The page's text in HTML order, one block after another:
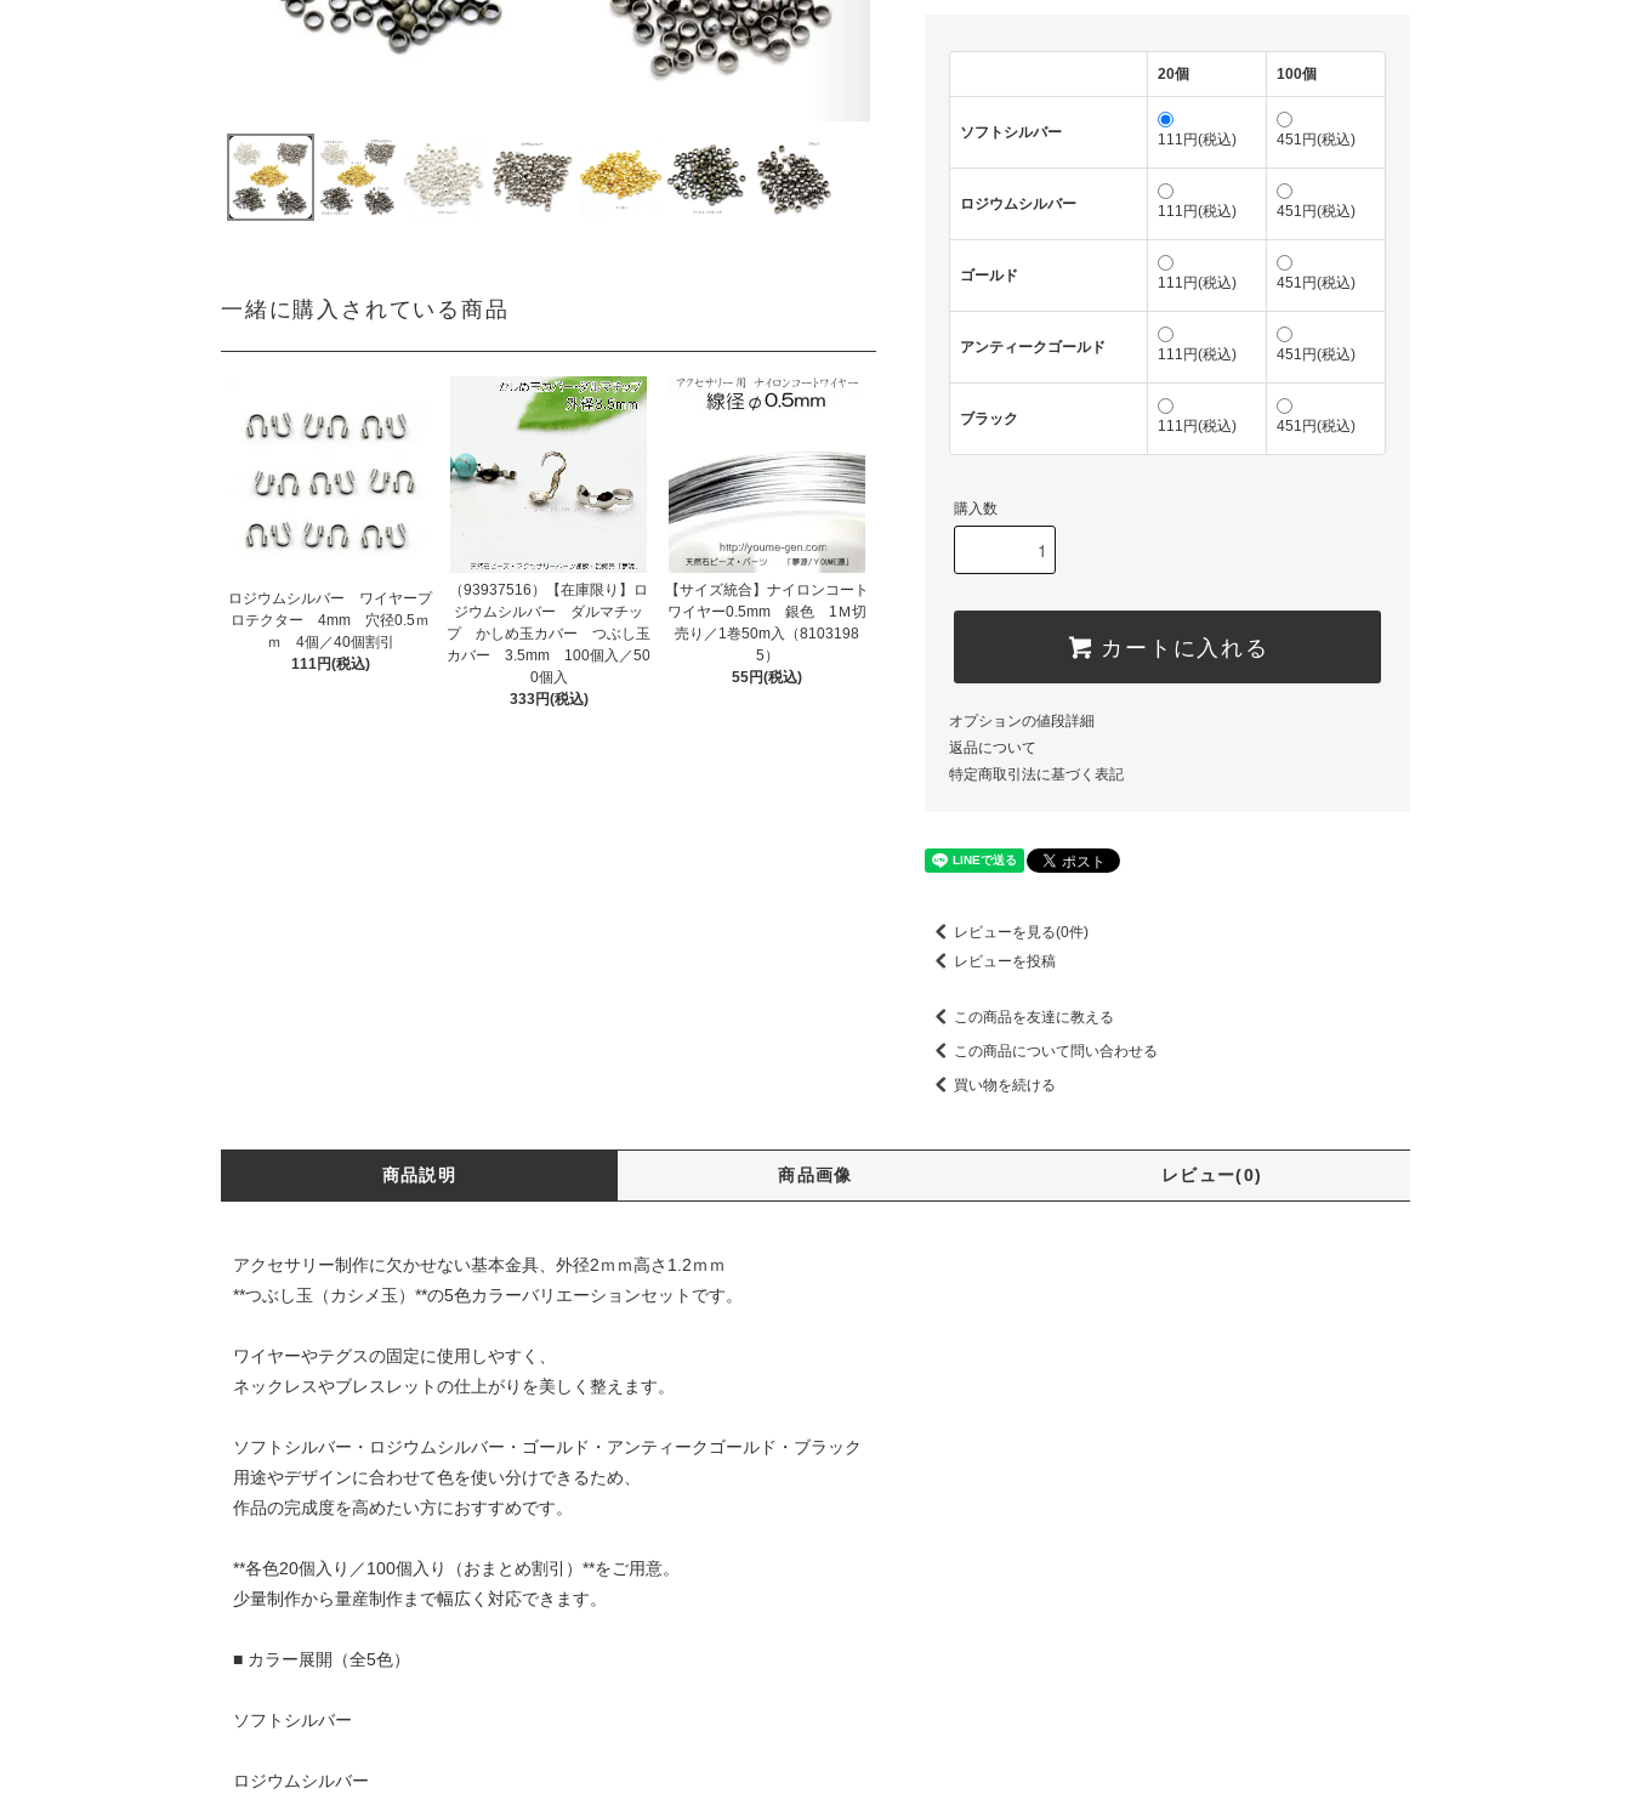
一緒に購入されている商品
ロジウムシルバー ワイヤープ
ロテクター 4mm 穴径0.5ｍ
ｍ 4個／40個割引
111円(税込)
（93937516）【在庫限り】ロ
ジウムシルバー ダルマチッ
プ かしめ玉カバー つぶし玉
カバー 3.5mm 100個入／50
0個入
333円(税込)
【サイズ統合】ナイロンコート
ワイヤー0.5mm 銀色 1Ｍ切
売り／1巻50m入（8103198
5）
55円(税込)
20個 100個
ソフトシルバー 111円(税込) 451円(税込)
ロジウムシルバー 111円(税込) 451円(税込)
ゴールド 111円(税込) 451円(税込)
アンティークゴールド 111円(税込) 451円(税込)
ブラック 111円(税込) 451円(税込)
購入数
カートに入れる
オプションの値段詳細
返品について
特定商取引法に基づく表記
レビューを見る(0件)
レビューを投稿
この商品を友達に教える
この商品について問い合わせる
買い物を続ける
商品説明 商品画像 レビュー(0)
アクセサリー制作に欠かせない基本金具、外径2ｍｍ高さ1.2ｍｍ
**つぶし玉（カシメ玉）**の5色カラーバリエーションセットです。
ワイヤーやテグスの固定に使用しやすく、
ネックレスやブレスレットの仕上がりを美しく整えます。
ソフトシルバー・ロジウムシルバー・ゴールド・アンティークゴールド・ブラック
用途やデザインに合わせて色を使い分けできるため、
作品の完成度を高めたい方におすすめです。
**各色20個入り／100個入り（おまとめ割引）**をご用意。
少量制作から量産制作まで幅広く対応できます。
■ カラー展開（全5色）
ソフトシルバー
ロジウムシルバー